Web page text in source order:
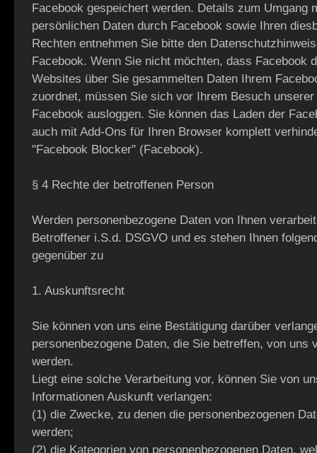
Facebook gespeichert werden. Details zum Umgang
persönlichen Daten durch Facebook sowie Ihren
Rechten entnehmen Sie bitte den
Facebook. Wenn Sie nicht möchten, dass Facebook
Websites über Sie gesammelten Daten Ihrem
zuordnet, müssen Sie sich vor Ihrem Besuch
Facebook ausloggen. Sie können das Laden der
auch mit Add-Ons für Ihren Browser komplett
"Facebook Blocker" (Facebook).
§ 4 Rechte der betroffenen Person
Werden personenbezogene Daten von Ihnen
Betroffener i.S.d. DSGVO und es stehen Ihnen
gegenüber zu
1. Auskunftsrecht
Sie können von uns eine Bestätigung darüber
personenbezogene Daten, die Sie betreffen, von uns
werden.
Liegt eine solche Verarbeitung vor, können Sie von
Informationen Auskunft verlangen:
(1) die Zwecke, zu denen die personenbezogenen
werden;
(2) die Kategorien von personenbezogenen Daten,